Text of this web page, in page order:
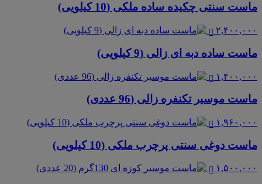
ماست سنتی چکیده ساده ملکی (10 کیلویی)
۲,۴۰۰,۰۰۰
ماست ساده دبه ای زالی (9 کیلویی)
۱,۴۰۰,۰۰۰
ماست موسیر تکنفره زالی (96 عددی)
۱,۹۶۰,۰۰۰
ماست دوغی سنتی پرچرب ملکی (10 کیلویی)
۱,۵۰۰,۰۰۰